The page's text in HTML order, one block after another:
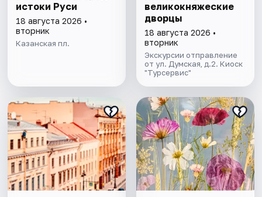
истоки Руси
18 августа 2026 •
вторник
Казанская пл.
великокняжеские
дворцы
18 августа 2026 •
вторник
Экскурсии отправление
от ул. Думская, д.2. Киоск
"Турсервис"